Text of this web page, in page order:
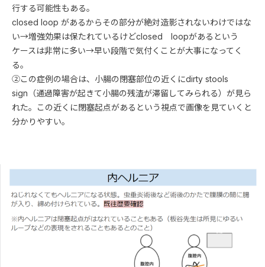
行する可能性もある。
closed loop があるからその部分が絶対造影されないわけではな
い→増強効果は保たれているけどclosed loopがあるという
ケースは非常に多い→早い段階で気付くことが大事になってく
る。
②この症例の場合は、小腸の閉塞部位の近くにdirty stools
sign（通過障害が起きて小腸の残渣が滞留してみられる）が見ら
れた。この近くに閉塞起点があるという視点で画像を見ていくと
分かりやすい。